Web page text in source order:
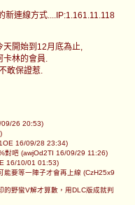
新連線方式....IP:1.161.11.118
天開始到12月底為止,
卡林的會員.
敢保證惹.
09/26 20:53)
16/09/28 23:34)
對吧 (awjOd2TI 16/09/29 11:26)
16/10/01 01:53)
要等一陣子才會再上線 (CzH25x9
野蠻V解才算數，用DLC版成就判